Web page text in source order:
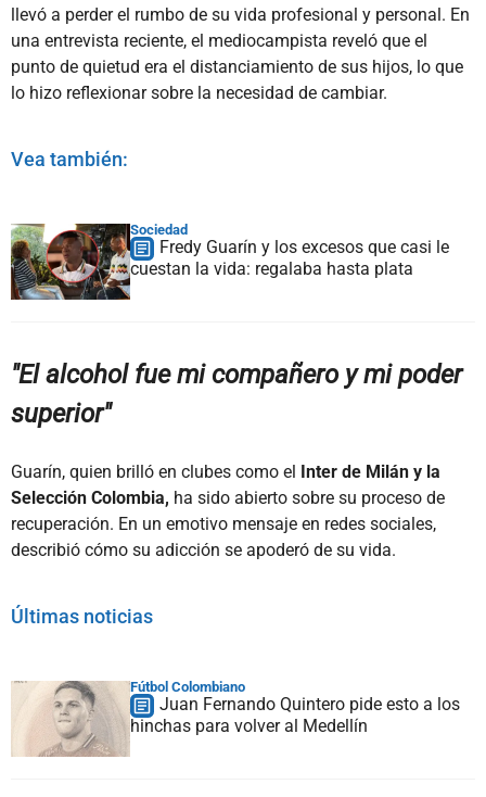
llevó a perder el rumbo de su vida profesional y personal. En
una entrevista reciente, el mediocampista reveló que el
punto de quietud era el distanciamiento de sus hijos, lo que
lo hizo reflexionar sobre la necesidad de cambiar.
Vea también:
Sociedad
Fredy Guarín y los excesos que casi le
cuestan la vida: regalaba hasta plata
"El alcohol fue mi compañero y mi poder
superior"
Guarín, quien brilló en clubes como el Inter de Milán y la
Selección Colombia, ha sido abierto sobre su proceso de
recuperación. En un emotivo mensaje en redes sociales,
describió cómo su adicción se apoderó de su vida.
Últimas noticias
Fútbol Colombiano
Juan Fernando Quintero pide esto a los
hinchas para volver al Medellín